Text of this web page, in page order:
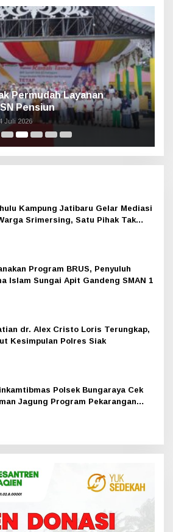
Permudah Layanan
Pensiun
Juli 2026
Kampung Jatibaru Gelar Mediasi
Srimersing, Satu Pihak Tak
Program BRUS, Penyuluh
Islam Sungai Apit Gandeng SMAN 1
dr. Alex Cristo Loris Terungkap,
Kesimpulan Polres Siak
Polsek Bungaraya Cek
Jagung Program Pekarangan